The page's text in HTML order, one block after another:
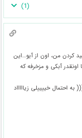
(
1
)
کردن من، اون از آیو…این
آبکی و مزخرفه که
خییییلی زیاااااد